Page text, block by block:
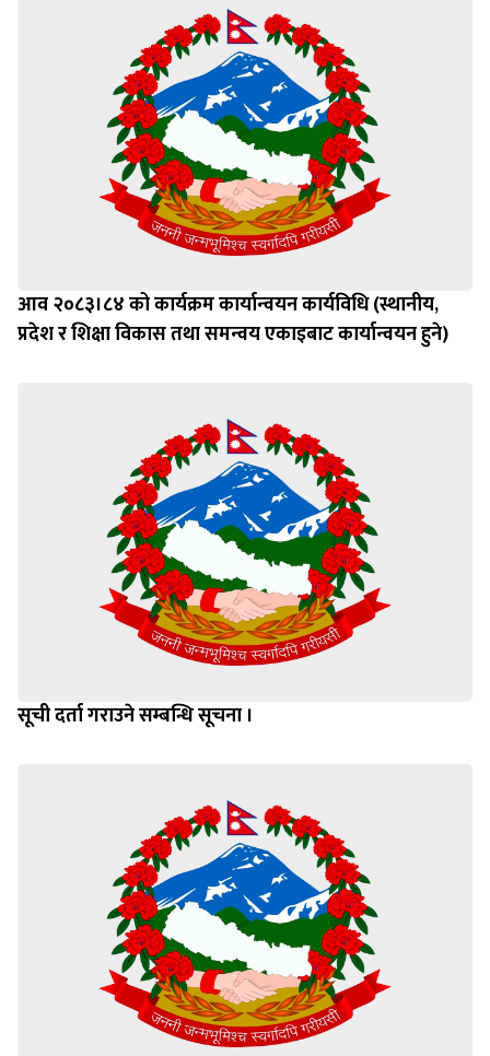
आव २०८३।८४ को कार्यक्रम कार्यान्वयन कार्यविधि (स्थानीय,
प्रदेश र शिक्षा विकास तथा समन्वय एकाइबाट कार्यान्वयन हुने)
सूची दर्ता गराउने सम्बन्धि सूचना ।